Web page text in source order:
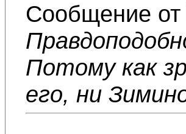
Сообщение от
Потому как
его, ни